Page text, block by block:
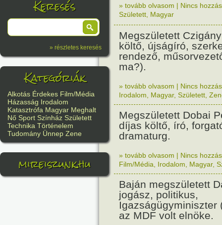
Keresés
» részletes keresés
Kategóriák
Alkotás Érdekes Film/Média
Házasság Irodalom
Katasztrófa Magyar Meghalt
Nő Sport Színház Született
Technika Történelem
Tudomány Ünnep Zene
mireiszunk.hu
» tovább olvasom | Nincs
Született Magyar
Megszületett
költő, újságíró,
rendező,
ma?).
» tovább olvasom | Nincs
Irodalom
Magyar, Született
Megszületett Dobai
díjas költő, író,
dramaturg.
» tovább olvasom | Nincs
Film/Média
Irodalom Magyar,
Baján megszületett
jogász, politikus,
Igazságügyminiszter
az MDF volt elnöke.